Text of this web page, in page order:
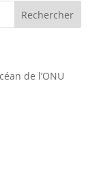
de l’ONU